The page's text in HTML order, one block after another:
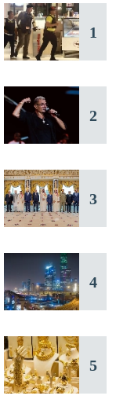
1
2
3
4
5